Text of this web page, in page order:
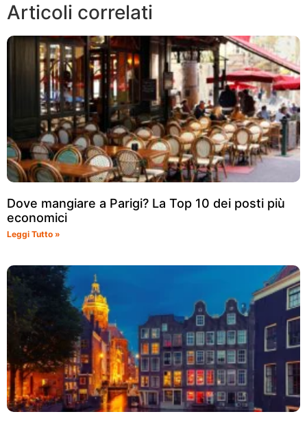
Articoli correlati
Dove mangiare a Parigi? La Top 10 dei posti più
economici
Leggi Tutto »